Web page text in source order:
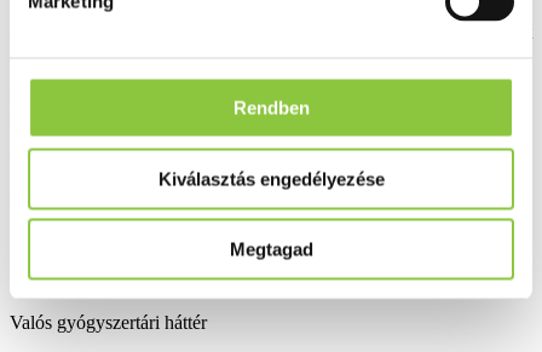
Rendben
Kiválasztás engedélyezése
Megtagad
Csomagolási egység: 20 x 1,5 g.
Ingyenes szállítás 18 000 Ft felett
Minőségellenőrzött termékek
Valós gyógyszertári háttér